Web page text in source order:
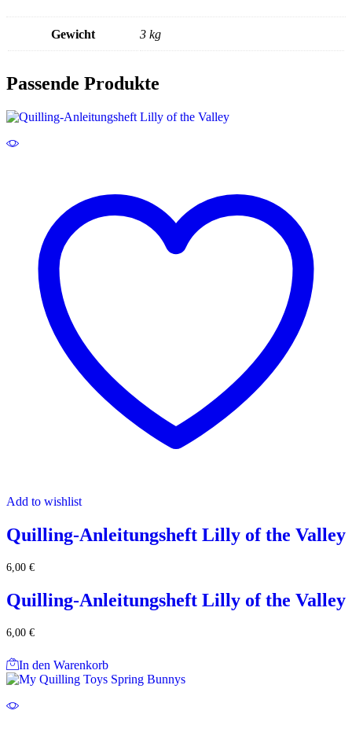
Gewicht 3 kg
Passende Produkte
Add to wishlist
Quilling-Anleitungsheft Lilly of the Valley
6,00 €
Quilling-Anleitungsheft Lilly of the Valley
6,00 €
In den Warenkorb